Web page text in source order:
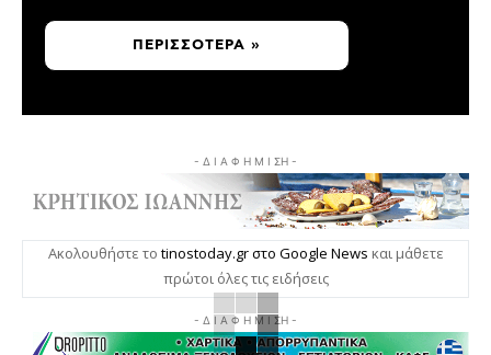
ΠΕΡΙΣΣΌΤΕΡΑ »
- Δ Ι Α Φ Η Μ Ι ΣΗ -
Ακολουθήστε το tinostoday.gr στο Google News και μάθετε
πρώτοι όλες τις ειδήσεις
- Δ Ι Α Φ Η Μ Ι ΣΗ -